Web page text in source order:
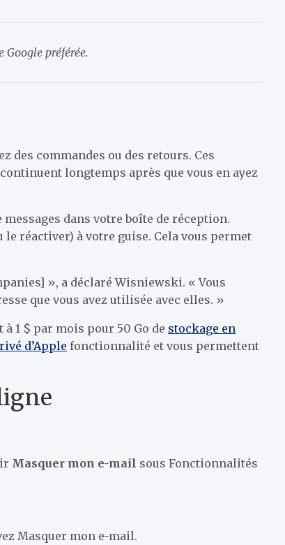
Google préférée.
des commandes ou des retours. Ces
longtemps après que vous en ayez
dans votre boîte de réception.
réactiver) à votre guise. Cela vous permet
», a déclaré Wisniewski. « Vous
que vous avez utilisée avec elles. »
1 $ par mois pour 50 Go de stockage en
d’Apple fonctionnalité et vous permettent
Masquer mon e-mail sous Fonctionnalités
Masquer mon e-mail.